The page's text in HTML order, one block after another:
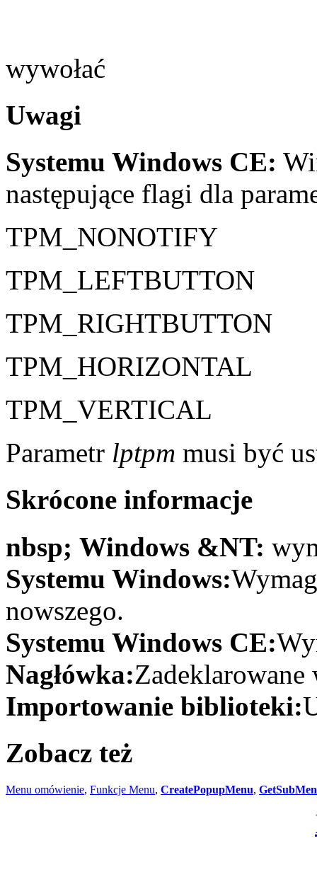
wywołać
Uwagi
Systemu Windows CE:
następujące flagi dla
TPM_NONOTIFY
TPM_LEFTBUTTON
TPM_RIGHTBUTTON
TPM_HORIZONTAL
TPM_VERTICAL
Parametr lptpm musi być
Skrócone informacje
nbsp; Windows &NT:
Systemu Windows:
nowszego.
Systemu Windows CE:
Nagłówka:
Importowanie biblioteki:
Zobacz też
Menu omówienie, Funkcje Menu, CreatePopupMenu,